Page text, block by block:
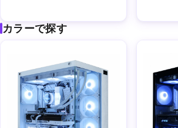
カラーで探す